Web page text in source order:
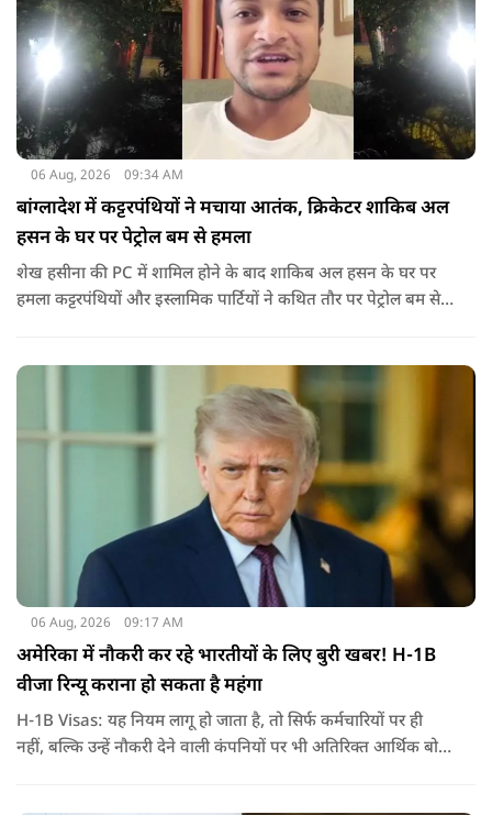
06 Aug, 2026 09:34 AM
बांग्लादेश में कट्टरपंथियों ने मचाया आतंक, क्रिकेटर शाकिब अल
हसन के घर पर पेट्रोल बम से हमला
शेख हसीना की PC में शामिल होने के बाद शाकिब अल हसन के घर पर
हमला कट्टरपंथियों और इस्लामिक पार्टियों ने कथित तौर पर पेट्रोल बम से
जरिए संबोधन दिया था.
06 Aug, 2026 09:17 AM
अमेरिका में नौकरी कर रहे भारतीयों के लिए बुरी खबर! H-1B
वीजा रिन्यू कराना हो सकता है महंगा
H-1B Visas: यह नियम लागू हो जाता है, तो सिर्फ कर्मचारियों पर ही
नहीं, बल्कि उन्हें नौकरी देने वाली कंपनियों पर भी अतिरिक्त आर्थिक बोझ